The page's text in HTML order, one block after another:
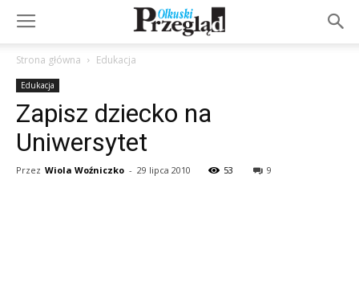
Strona główna Edukacja
Edukacja
Zapisz dziecko na
Uniwersytet
Przez Wiola Woźniczko - 29 lipca 2010 53 9